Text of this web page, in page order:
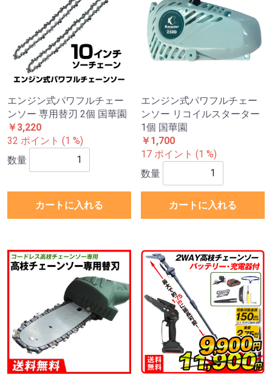
エンジン式パワフルチェー
ンソー 専用替刃 2個 国華園
￥3,220
32 ポイント (1 %)
数量
カートに入れる
エンジン式パワフルチェー
ンソー リコイルスターター
1個 国華園
￥1,700
17 ポイント (1 %)
数量
カートに入れる